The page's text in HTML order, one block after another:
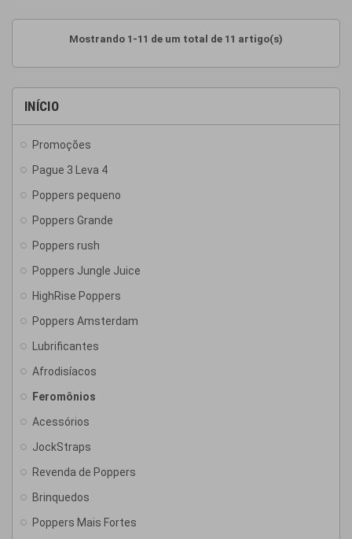
INÍCIO
Promoções
Pague 3 Leva 4
Poppers pequeno
Poppers Grande
Poppers rush
Poppers Jungle Juice
HighRise Poppers
Poppers Amsterdam
Lubrificantes
Afrodisíacos
Feromônios
Acessórios
JockStraps
Revenda de Poppers
Brinquedos
Poppers Mais Fortes
Mostrando 1-11 de um total de 11 artigo(s)